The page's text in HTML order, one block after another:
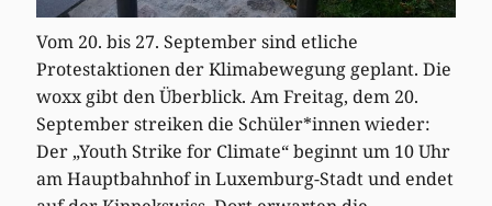
Vom 20. bis 27. September sind etliche
Protestaktionen der Klimabewegung geplant. Die
woxx gibt den Überblick. Am Freitag, dem 20.
September streiken die Schüler*innen wieder:
Der „Youth Strike for Climate“ beginnt um 10 Uhr
am Hauptbahnhof in Luxemburg-Stadt und endet